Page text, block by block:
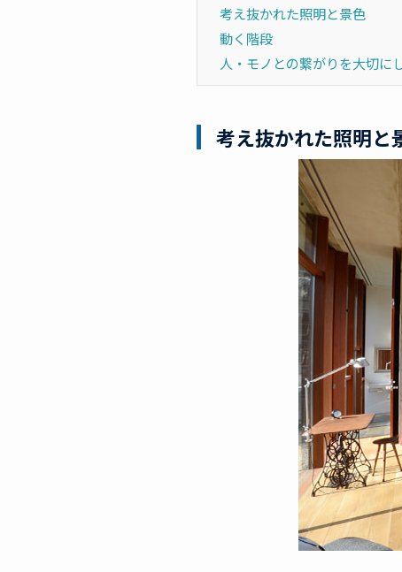
考え抜かれた照明と景色
動く階段
人・モノとの繋がりを大切に
考え抜かれた照明と